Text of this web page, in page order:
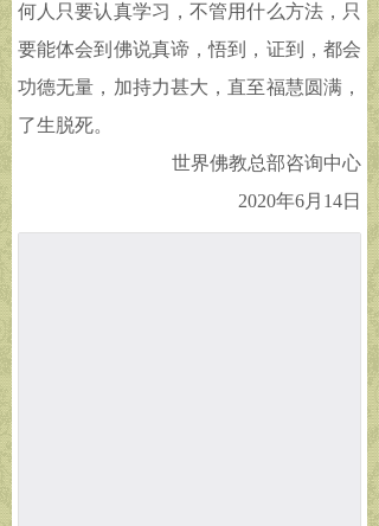
何人只要认真学习，不管用什么方法，只
要能体会到佛说真谛，悟到，证到，都会
功德无量，加持力甚大，直至福慧圆满，
了生脱死。
世界佛教总部咨询中心
2020年6月14日